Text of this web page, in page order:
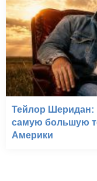
Тейлор Шеридан:
самую большую
Америки